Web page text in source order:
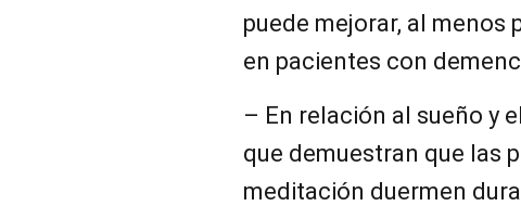
puede mejorar, al menos
en pacientes con
– En relación al sueño y
que demuestran que las
meditación duermen